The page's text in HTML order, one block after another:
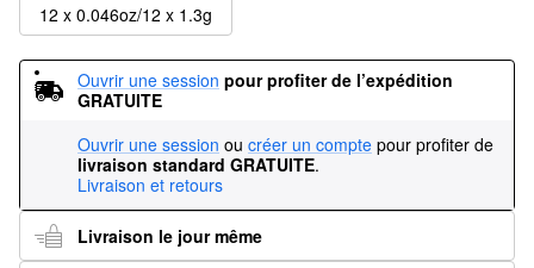
12 x 0.046oz/12 x 1.3g
Ouvrir une session pour profiter de l’expédition
GRATUITE
Ouvrir une session ou créer un compte pour profiter de
livraison standard GRATUITE.
Livraison et retours
Livraison le jour même